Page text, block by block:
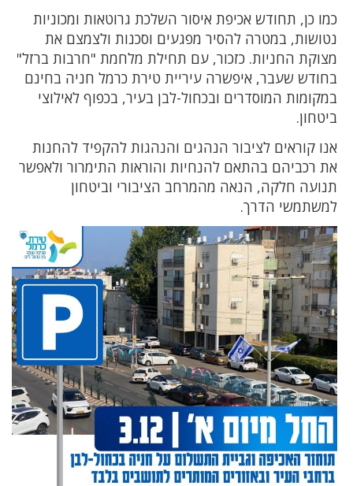
כמו כן, תחודש אכיפת איסור השלכת גרוטאות ומכוניות
נטושות, במטרה להסיר מפגעים וסכנות ולצמצם את
מצוקת החניות. כזכור, עם תחילת מלחמת "חרבות ברזל"
בחודש שעבר, איפשרה עיריית טירת כרמל חניה בחינם
במקומות המוסדרים ובכחול-לבן בעיר, בכפוף לאילוצי
ביטחון.
אנו קוראים לציבור הנהגים והנהגות להקפיד להחנות
את רכביהם בהתאם להנחיות והוראות התימרור ולאפשר
תנועה חלקה, הנאה מהמרחב הציבורי וביטחון
למשתמשי הדרך.